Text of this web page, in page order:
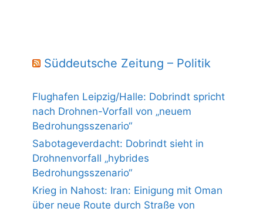
Süddeutsche Zeitung – Politik
Flughafen Leipzig/Halle: Dobrindt spricht
nach Drohnen-Vorfall von „neuem
Bedrohungsszenario“
Sabotageverdacht: Dobrindt sieht in
Drohnenvorfall „hybrides
Bedrohungsszenario“
Krieg in Nahost: Iran: Einigung mit Oman
über neue Route durch Straße von